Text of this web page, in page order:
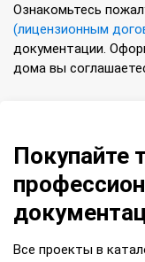
Ознакомьтесь
(лицензионным
документации.
дома вы
Покупайте
Все проекты в